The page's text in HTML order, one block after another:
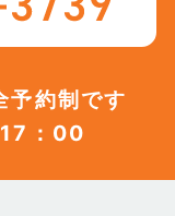
予約制です
：00